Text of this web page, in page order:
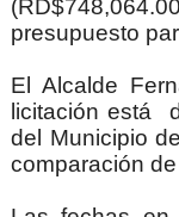
presupuesto
El Alcalde
licitación está
del Municipio
comparación